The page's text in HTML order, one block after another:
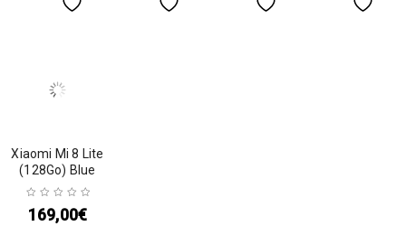
Xiaomi Mi 8 Lite
(128Go) Blue
169,00€